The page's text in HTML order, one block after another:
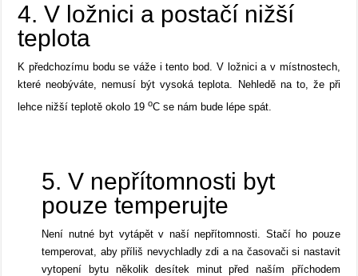
4. V ložnici a postačí nižší
teplota
K předchozímu bodu se váže i tento bod. V ložnici a v místnostech,
které neobýváte, nemusí být vysoká teplota. Nehledě na to, že při
lehce nižší teplotě okolo 19oC se nám bude lépe spát.
5. V nepřítomnosti byt
pouze temperujte
Není nutné byt vytápět v naší nepřítomnosti. Stačí ho pouze
temperovat, aby příliš nevychladly zdi a na časovači si nastavit
vytopení bytu několik desítek minut před naším příchodem